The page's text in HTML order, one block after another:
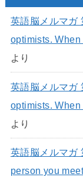
英語脳メルマガ
optimists. When
より
英語脳メルマガ
optimists. When
より
英語脳メルマガ
person you